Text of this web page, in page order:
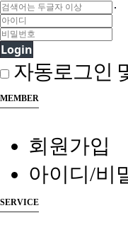
Login
자동로그인
MEMBER
회원가입
아이디/비
SERVICE